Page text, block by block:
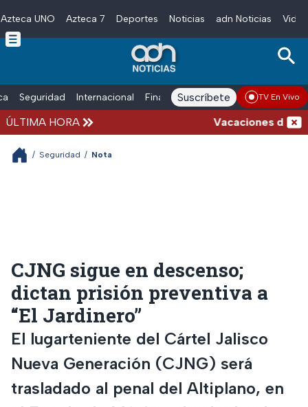
Skip to main content
Azteca UNO Azteca 7 Deportes Noticias adn Noticias
Seguridad Internacional Finanzas adn Noticias Radio
Suscríbete TV En Vivo
ÚLTIMA HORA Vacaciones de
/ Seguridad / Nota
CJNG sigue en descenso;
dictan prisión preventiva a
“El Jardinero”
El lugarteniente del Cártel Jalisco
Nueva Generación (CJNG) será
trasladado al penal del Altiplano, en